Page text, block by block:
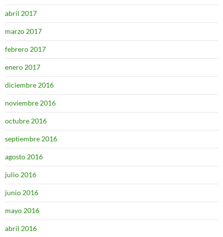
abril 2017
marzo 2017
febrero 2017
enero 2017
diciembre 2016
noviembre 2016
octubre 2016
septiembre 2016
agosto 2016
julio 2016
junio 2016
mayo 2016
abril 2016